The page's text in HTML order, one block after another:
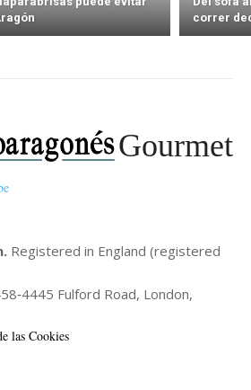
correr
Gourmet
Registered in England (registered
Fulford Road, London,
las Cookies